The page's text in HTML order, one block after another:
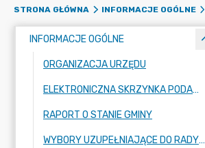
STRONA GŁÓWNA INFORMACJE OGÓLNE
INFORMACJE OGÓLNE
ORGANIZACJA URZĘDU
ELEKTRONICZNA SKRZYNKA PODAWCZA
RAPORT O STANIE GMINY
WYBORY UZUPEŁNIAJĄCE DO RADY GMINY BORONÓW W OKRĘGU WYBORCZYM NR 9 ZARZĄDZONE NA DZIEŃ 21 CZERWCA 2026 R.